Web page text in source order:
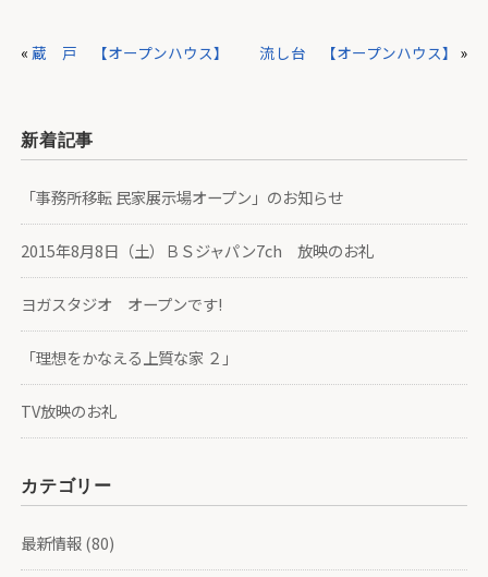
« 蔵 戸 【オープンハウス】 流し台 【オープンハウス】 »
新着記事
「事務所移転 民家展示場オープン」のお知らせ
2015年8月8日（土）ＢＳジャパン7ch 放映のお礼
ヨガスタジオ オープンです!
「理想をかなえる上質な家 ２」
TV放映のお礼
カテゴリー
最新情報(80)